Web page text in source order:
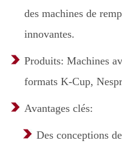
des machines de
innovantes.
Produits: Machines
formats K-Cup,
Avantages clés:
Des conceptions